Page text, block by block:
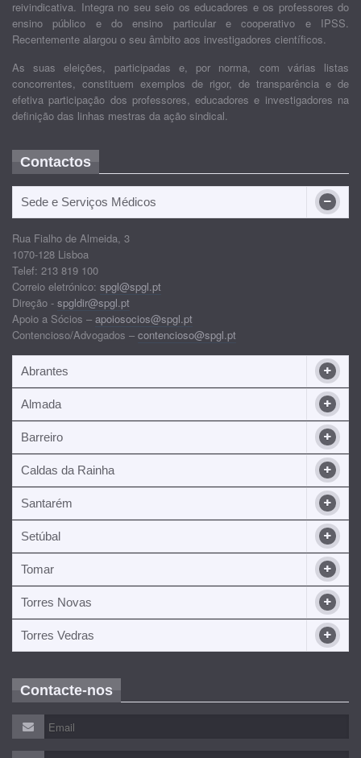
reivindicativa. Integra no seu seio os educadores e os professores do
ensino público e do ensino particular e cooperativo e IPSS.
Recentemente alargou o seu âmbito aos investigadores científicos.
As suas eleições, participadas e, por norma, com várias listas
concorrentes, constituem exemplos de rigor, de transparência e de
efetiva participação dos professores, educadores e investigadores na
definição das linhas mestras da ação sindical.
Contactos
Sede e Serviços Médicos
Rua Fialho de Almeida, 3
1070-128 Lisboa
Telef: 213 819 100
Correio eletrónico: spgl@spgl.pt
Direção - spgldir@spgl.pt
Apoio a Sócios – apoiosocios@spgl.pt
Contencioso/Advogados – contencioso@spgl.pt
Abrantes
Almada
Barreiro
Caldas da Rainha
Santarém
Setúbal
Tomar
Torres Novas
Torres Vedras
Contacte-nos